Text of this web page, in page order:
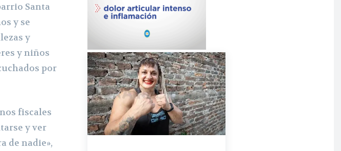
Santa
y se
y
y niños
por
fiscales
y ver
de nadie»,